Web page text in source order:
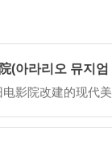
(아라리오 뮤지
影院改建的现代